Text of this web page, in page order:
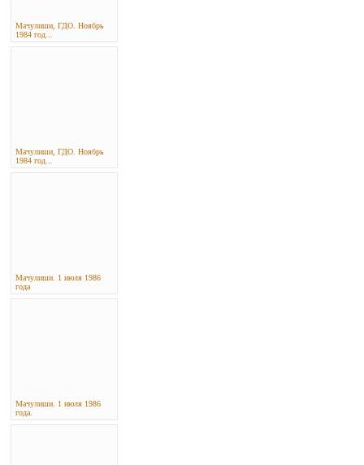
Мачулиши, ГДО. Ноябрь
1984 год...
Мачулиши, ГДО. Ноябрь
1984 год...
Мачулиши. 1 июля 1986
года
Мачулиши. 1 июля 1986
года.